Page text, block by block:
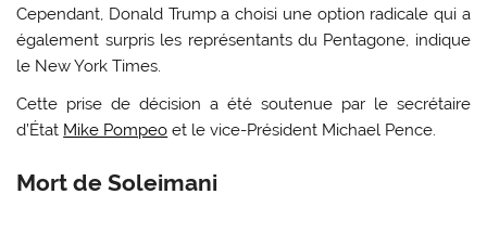
Cependant, Donald Trump a choisi une option radicale qui a
également surpris les représentants du Pentagone, indique
le New York Times.
Cette prise de décision a été soutenue par le secrétaire
d’État Mike Pompeo et le vice-Président Michael Pence.
Mort de Soleimani